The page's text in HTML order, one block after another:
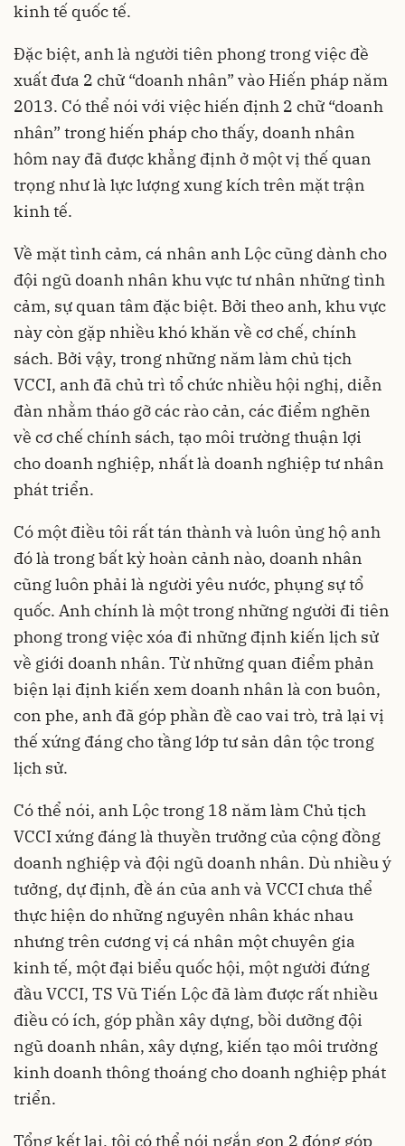
kinh tế quốc tế.
Đặc biệt, anh là người tiên phong trong việc đề
xuất đưa 2 chữ “doanh nhân” vào Hiến pháp năm
2013. Có thể nói với việc hiến định 2 chữ “doanh
nhân” trong hiến pháp cho thấy, doanh nhân
hôm nay đã được khẳng định ở một vị thế quan
trọng như là lực lượng xung kích trên mặt trận
kinh tế.
Về mặt tình cảm, cá nhân anh Lộc cũng dành cho
đội ngũ doanh nhân khu vực tư nhân những tình
cảm, sự quan tâm đặc biệt. Bởi theo anh, khu vực
này còn gặp nhiều khó khăn về cơ chế, chính
sách. Bởi vậy, trong những năm làm chủ tịch
VCCI, anh đã chủ trì tổ chức nhiều hội nghị, diễn
đàn nhằm tháo gỡ các rào cản, các điểm nghẽn
về cơ chế chính sách, tạo môi trường thuận lợi
cho doanh nghiệp, nhất là doanh nghiệp tư nhân
phát triển.
Có một điều tôi rất tán thành và luôn ủng hộ anh
đó là trong bất kỳ hoàn cảnh nào, doanh nhân
cũng luôn phải là người yêu nước, phụng sự tổ
quốc. Anh chính là một trong những người đi tiên
phong trong việc xóa đi những định kiến lịch sử
về giới doanh nhân. Từ những quan điểm phản
biện lại định kiến xem doanh nhân là con buôn,
con phe, anh đã góp phần đề cao vai trò, trả lại vị
thế xứng đáng cho tầng lớp tư sản dân tộc trong
lịch sử.
Có thể nói, anh Lộc trong 18 năm làm Chủ tịch
VCCI xứng đáng là thuyền trưởng của cộng đồng
doanh nghiệp và đội ngũ doanh nhân. Dù nhiều ý
tưởng, dự định, đề án của anh và VCCI chưa thể
thực hiện do những nguyên nhân khác nhau
nhưng trên cương vị cá nhân một chuyên gia
kinh tế, một đại biểu quốc hội, một người đứng
đầu VCCI, TS Vũ Tiến Lộc đã làm được rất nhiều
điều có ích, góp phần xây dựng, bồi dưỡng đội
ngũ doanh nhân, xây dựng, kiến tạo môi trường
kinh doanh thông thoáng cho doanh nghiệp phát
triển.
Tổng kết lại, tôi có thể nói ngắn gọn 2 đóng góp